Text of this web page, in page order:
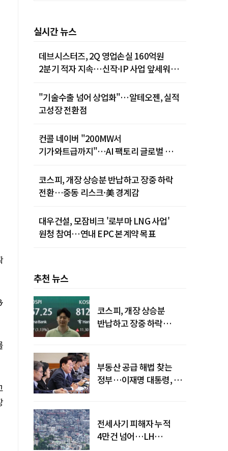
실시간 뉴스
데브시스터즈, 2Q 영업손실 160억원
2분기 적자 지속…신작·IP 사업 앞세워
"기술수출 넘어 상업화"…알테오젠, 실적
고성장 전환점
컨콜 네이버 "200MW서
기가와트급까지"…AI 팩토리 글로벌 확장
코스피, 개장 상승분 반납하고 장중 하락
전환…중동 리스크·美 경계감
대우건설, 모잠비크 '로부마 LNG 사업'
원청 참여…연내 EPC 본계약 목표
추천 뉴스
코스피, 개장 상승분
반납하고 장중 하락
부동산 공급 해법 찾는
정부…이재명 대통령, 2차
전세사기 피해자 누적
4만건 넘어…LH